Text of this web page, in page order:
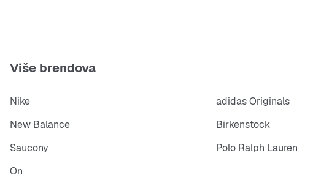
Više brendova
Nike adidas Originals
New Balance
Birkenstock
Saucony
Polo Ralph Lauren
On